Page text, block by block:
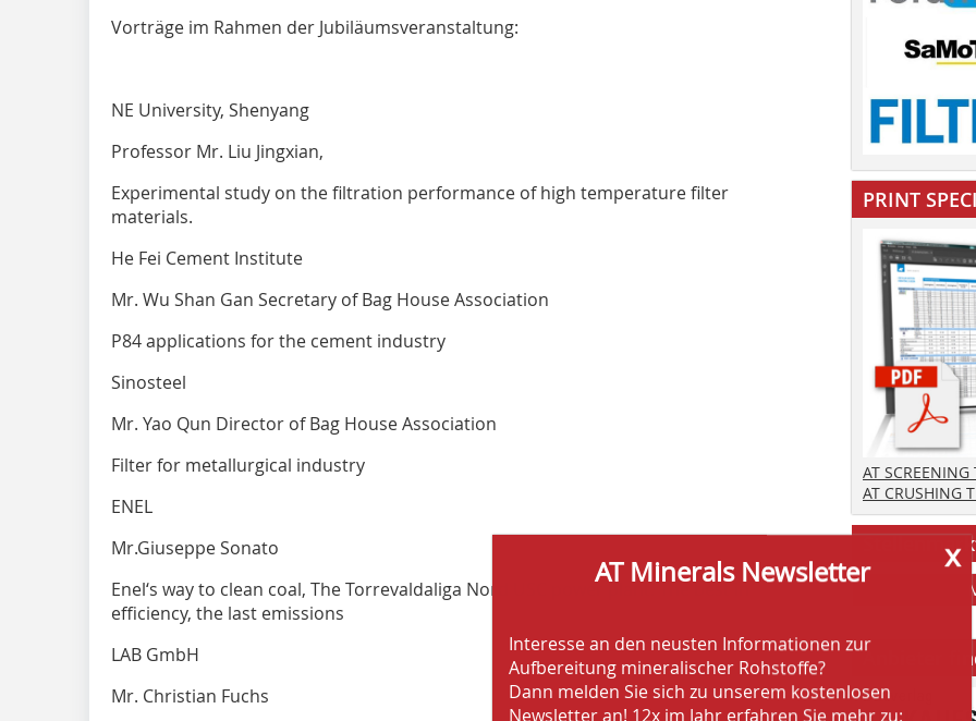
Vorträge im Rahmen der Jubiläumsveranstaltung:
NE University, Shenyang
Professor Mr. Liu Jingxian,
Experimental study on the filtration performance of high ­temperature filter
materials.
He Fei Cement Institute
Mr. Wu Shan Gan Secretary of Bag House Association
P84 applications for the cement industry
Sinosteel
Mr. Yao Qun Director of Bag House Association
Filter for metallurgical industry
ENEL
Mr.Giuseppe Sonato
Enel‘s way to clean coal, The Torrevaldaliga Nord USC ­power plant: The best in
efficiency, the last emissions
LAB GmbH
Mr. Christian Fuchs
x
AT Minerals Newsletter
Interesse an den neusten Informationen zur
Aufbereitung mineralischer Rohstoffe?
Dann melden Sie sich zu unserem kostenlosen
Newsletter an! 12x im Jahr erfahren Sie mehr zu:
PRINT
AT
AT CRUSHING
Anbieter